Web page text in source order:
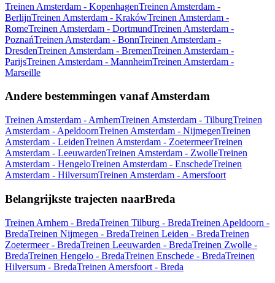
Treinen Amsterdam - KopenhagenTreinen Amsterdam -
BerlijnTreinen Amsterdam - KrakówTreinen Amsterdam -
RomeTreinen Amsterdam - DortmundTreinen Amsterdam -
PoznańTreinen Amsterdam - BonnTreinen Amsterdam -
DresdenTreinen Amsterdam - BremenTreinen Amsterdam -
ParijsTreinen Amsterdam - MannheimTreinen Amsterdam -
Marseille
Andere bestemmingen vanaf Amsterdam
Treinen Amsterdam - ArnhemTreinen Amsterdam - TilburgTreinen
Amsterdam - ApeldoornTreinen Amsterdam - NijmegenTreinen
Amsterdam - LeidenTreinen Amsterdam - ZoetermeerTreinen
Amsterdam - LeeuwardenTreinen Amsterdam - ZwolleTreinen
Amsterdam - HengeloTreinen Amsterdam - EnschedeTreinen
Amsterdam - HilversumTreinen Amsterdam - Amersfoort
Belangrijkste trajecten naarBreda
Treinen Arnhem - BredaTreinen Tilburg - BredaTreinen Apeldoorn -
BredaTreinen Nijmegen - BredaTreinen Leiden - BredaTreinen
Zoetermeer - BredaTreinen Leeuwarden - BredaTreinen Zwolle -
BredaTreinen Hengelo - BredaTreinen Enschede - BredaTreinen
Hilversum - BredaTreinen Amersfoort - Breda